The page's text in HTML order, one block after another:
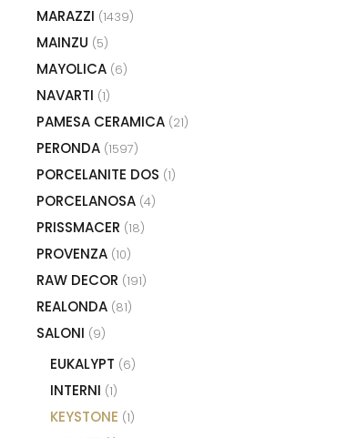
MARAZZI (1439)
MAINZU (5)
MAYOLICA (6)
NAVARTI (1)
PAMESA CERAMICA (21)
PERONDA (1597)
PORCELANITE DOS (1)
PORCELANOSA (4)
PRISSMACER (18)
PROVENZA (10)
RAW DECOR (191)
REALONDA (81)
SALONI (9)
EUKALYPT (6)
INTERNI (1)
KEYSTONE (1)